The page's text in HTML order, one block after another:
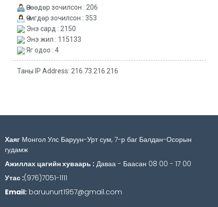
Өнөөдөр зочилсон : 206
Өчигдөр зочилсон : 353
Энэ сард : 2150
Энэ жил : 115133
Яг одоо : 4
Таны IP Address: 216.73.216.216
Хаяг Монгол Улс Баруун-Урт сум, 7-р баг Балдан-Осорын
гудамж
Ажиллах цагийн хуваарь : Даваа - Баасан 08 00 - 17 00
Утас :(976)7051-1111
Email: baruunurt1957@gmail.com